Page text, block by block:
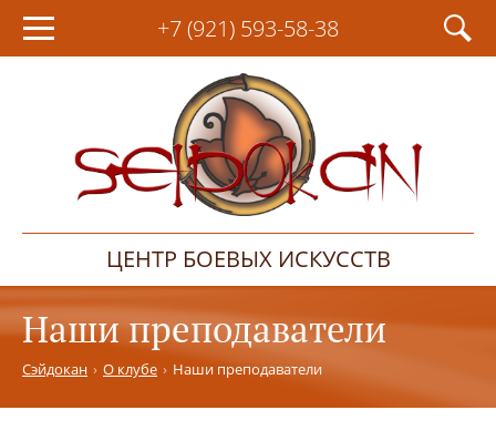
+7 (921) 593-58-38
ЦЕНТР БОЕВЫХ ИСКУССТВ
Наши преподаватели
Сэйдокан О клубе Наши преподаватели